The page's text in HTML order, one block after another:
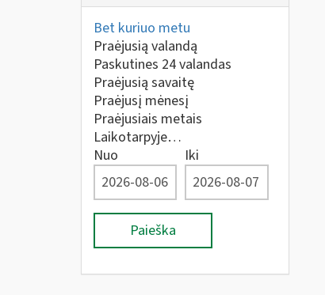
Bet kuriuo metu
Praėjusią valandą
Paskutines 24 valandas
Praėjusią savaitę
Praėjusį mėnesį
Praėjusiais metais
Laikotarpyje…
Nuo
Iki
Paieška